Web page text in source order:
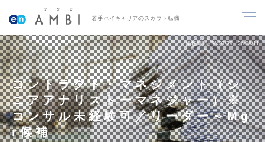
若手ハイキャリアのスカウト転職
掲載期間 26/07/29～26/08/11
コントラクト・マネジメント（シ
ニアアナリストーマネジャー）※
コンサル未経験可／リーダー～Mg
r候補